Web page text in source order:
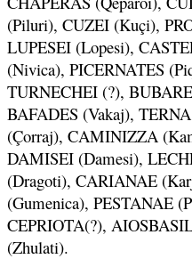
(Piluri), CUZEI (Kuçi),
LUPESEI (Lopesi),
(Nivica), PICERNATES
TURNECHEI (?),
BAFADES (Vakaj),
(Çorraj), CAMINIZZA
DAMISEI (Damesi),
(Dragoti), CARIANAE
(Gumenica), PESTANAE
CEPRIOTA(?),
(Zhulati).